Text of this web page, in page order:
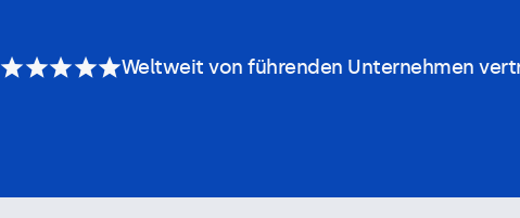
Weltweit von führenden Unternehmen